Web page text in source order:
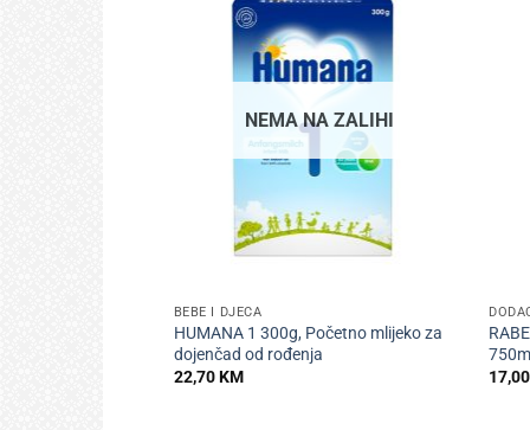
NEMA NA ZALIHI
BEBE I DJECA
HUMANA 1 300g, Početno mlijeko za
dojenčad od rođenja
22,70KM